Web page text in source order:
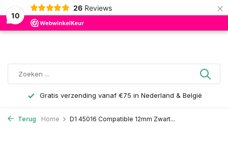
10
26 Reviews ×
0
Gratis verzending vanaf €75 in Nederland & België
Terug Home D1 45016 Compatible 12mm Zwart...